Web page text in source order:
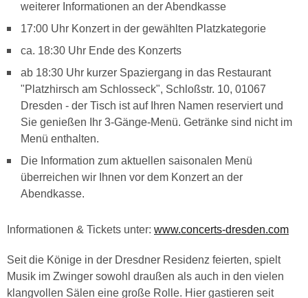
weiterer Informationen an der Abendkasse
17:00 Uhr Konzert in der gewählten Platzkategorie
ca. 18:30 Uhr Ende des Konzerts
ab 18:30 Uhr kurzer Spaziergang in das Restaurant
"Platzhirsch am Schlosseck", Schloßstr. 10, 01067
Dresden - der Tisch ist auf Ihren Namen reserviert und
Sie genießen Ihr 3-Gänge-Menü. Getränke sind nicht im
Menü enthalten.
Die Information zum aktuellen saisonalen Menü
überreichen wir Ihnen vor dem Konzert an der
Abendkasse.
Informationen & Tickets unter: www.concerts-dresden.com
Seit die Könige in der Dresdner Residenz feierten, spielt
Musik im Zwinger sowohl draußen als auch in den vielen
klangvollen Sälen eine große Rolle. Hier gastieren seit